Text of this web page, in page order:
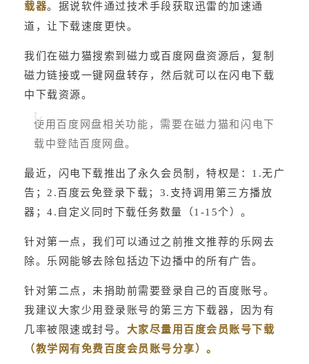
载器。据说软件通过技术手段获取迅雷的加速通
道，让下载速度更快。
我们在磁力猫搜索到磁力或百度网盘资源后，复制
磁力链接或一键网盘转存，然后就可以在闪电下载
中下载资源。
使用百度网盘相关功能，需要在磁力猫和闪电下
载中登陆百度网盘。
最近，闪电下载推出了永久会员制，特权是：1.无广
告；2.百度云免登录下载；3.支持调用第三方播放
器；4.自定义同时下载任务数量（1-15个）。
针对第一点，我们可以通过之前推文推荐的乐网去
除。乐网能够去除包括边下边播中的所有广告。
针对第二点，未捐助前需要登录自己的百度账号。
我建议大家少用登录账号的第三方下载器，因为有
几率被限速或封号。 大家尽量用百度会员账号下载
（教学网有免费百度会员账号分享）。